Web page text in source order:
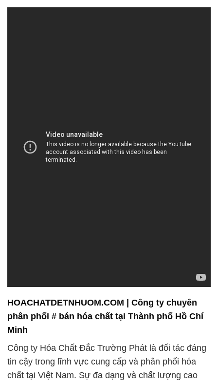
HOACHATDETNHUOM.COM | Công ty chuyên
phân phối # bán hóa chất tại Thành phố Hồ Chí
Minh
Công ty Hóa Chất Đắc Trường Phát là đối tác đáng
tin cậy trong lĩnh vực cung cấp và phân phối hóa
chất tại Việt Nam. Sự đa dạng và chất lượng cao